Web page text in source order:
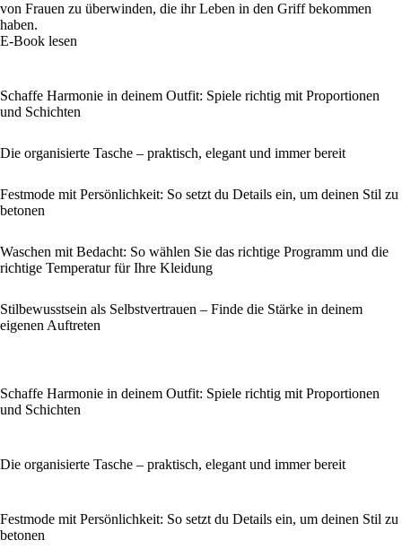
von Frauen zu überwinden, die ihr Leben in den Griff bekommen
haben.
E-Book lesen
Schaffe Harmonie in deinem Outfit: Spiele richtig mit Proportionen
und Schichten
Die organisierte Tasche – praktisch, elegant und immer bereit
Festmode mit Persönlichkeit: So setzt du Details ein, um deinen Stil zu
betonen
Waschen mit Bedacht: So wählen Sie das richtige Programm und die
richtige Temperatur für Ihre Kleidung
Stilbewusstsein als Selbstvertrauen – Finde die Stärke in deinem
eigenen Auftreten
Schaffe Harmonie in deinem Outfit: Spiele richtig mit Proportionen
und Schichten
Die organisierte Tasche – praktisch, elegant und immer bereit
Festmode mit Persönlichkeit: So setzt du Details ein, um deinen Stil zu
betonen